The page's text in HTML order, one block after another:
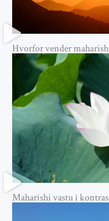
Hvorfor vender
Maharishi vastu i